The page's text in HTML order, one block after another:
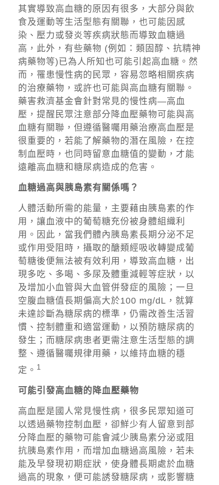
其實導致高血糖的原因有很多，大部分與飲
食及運動等生活型態有關聯，也可能因感
染、壓力或發炎等疾病狀態而導致血糖過
高，此外，有些藥物 (例如：類固醇、抗精神
病藥物等)已為人所知也可能引起高血糖。然
而，罹患慢性病的民眾，容易忽略相關疾病
的治療藥物，或許也可能與高血糖有關聯。
藥害救濟基金會針對常見的慢性病—高血
壓，提醒民眾注意部分降血壓藥物可能與高
血糖有關聯，但遵循醫囑用藥治療高血壓是
很重要的，若能了解藥物的潛在風險，在控
制血壓時，也同時留意血糖值的變動，才能
遠離高血糖和糖尿病造成的危害。
血糖過高與胰島素有關係嗎？
人體活動所需的能量，主要藉由胰島素的作
用，讓血液中的葡萄糖充份被身體組織利
用。因此，當我們體內胰島素長期分泌不足
或作用受阻時，攝取的醣類經吸收轉變成葡
萄糖後便無法被有效利用，導致高血糖，出
現多吃、多喝、多尿及體重減輕等症狀，以
及增加小血管與大血管併發症的風險；一旦
空腹血糖值長期偏高大於100 mg/dL，就算
未達診斷為糖尿病的標準，仍需改善生活習
慣、控制體重和適當運動，以預防糖尿病的
發生；而糖尿病患者更需注意生活型態的調
整、遵循醫囑規律用藥，以維持血糖的穩
定。 1
可能引發高血糖的降血壓藥物
高血壓是國人常見慢性病，很多民眾知道可
以透過藥物控制血壓，卻鮮少有人留意到部
分降血壓的藥物可能會減少胰島素分泌或阻
抗胰島素作用，而增加血糖過高風險，若未
能及早發現初期症狀，使身體長期處於血糖
過高的現象，便可能誘發糖尿病，或影響糖